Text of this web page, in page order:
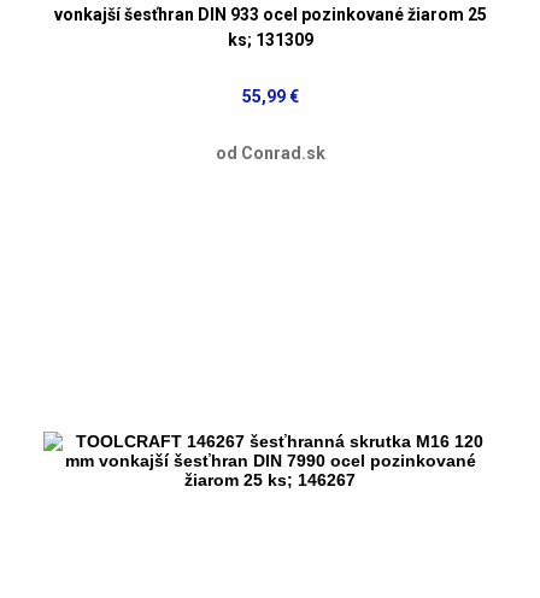
vonkajší šesťhran DIN 933 ocel pozinkované žiarom 25
ks; 131309
55,99 €
od Conrad.sk